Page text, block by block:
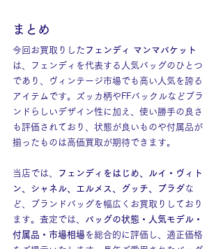
まとめ
今回お買取りした フェンディ マンマバケット
は、フェンディを代表する人気バッグのひとつ
であり、ヴィンテージ市場でも高い人気を誇る
アイテムです。ズッカ柄やFFバックルなどブラ
ンドらしいデザイン性に加え、使い勝手の良さ
も評価されており、状態が良いものや付属品が
揃ったものは高価買取が期待できます。
当店では、
フェンディをはじめ、ルイ・ヴィト
ン、シャネル、エルメス、グッチ、プラダな
ど、ブランドバッグを幅広くお買取りしており
ます。査定では、 バッグの状態・人気モデル・
付属品・市場相場を総合的に評価し、適正価格